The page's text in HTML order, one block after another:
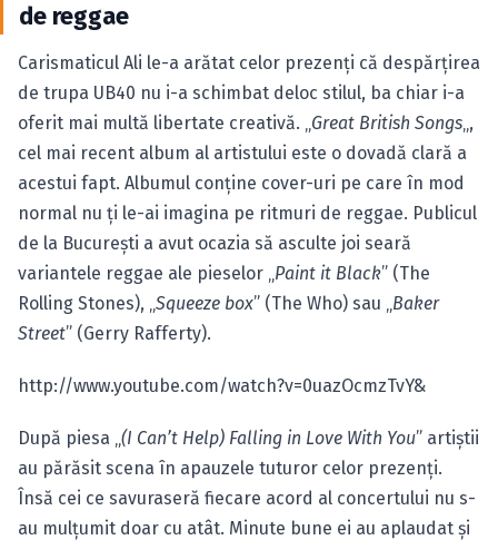
de reggae
Carismaticul Ali le-a arătat celor prezenţi că despărţirea
de trupa UB40 nu i-a schimbat deloc stilul, ba chiar i-a
oferit mai multă libertate creativă. „ Great British Songs „,
cel mai recent album al artistului este o dovadă clară a
acestui fapt. Albumul conţine cover-uri pe care în mod
normal nu ţi le-ai imagina pe ritmuri de reggae. Publicul
de la Bucureşti a avut ocazia să asculte joi seară
variantele reggae ale pieselor „ Paint it Black” (The
Rolling Stones), „ Squeeze box” (The Who) sau „ Baker
Street” (Gerry Rafferty).
http://www.youtube.com/watch?v=0uazOcmzTvY&
După piesa „ (I Can’t Help) Falling in Love With You” artiştii
au părăsit scena în apauzele tuturor celor prezenţi.
Însă cei ce savuraseră fiecare acord al concertului nu s-
au mulţumit doar cu atât. Minute bune ei au aplaudat şi